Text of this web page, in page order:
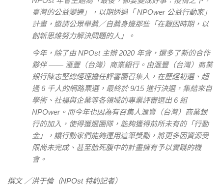
臺灣的公益變遷」，以期透過「 NPOwer 公益行動家」
計畫，邀請公眾舉薦／自薦身邊那些「在艱困時期，以
創新思維努力解決問題的人」。
今年，除了由 NPOst 主辦 2020 年會，還多了新的合作
夥伴 —— 滙豐（台灣）商業銀行。由滙豐（台灣）商業
銀行陳志堅總經理擔任評審團召集人，在歷經初選、超
過 6 千人的網路票選，最終於 9/15 進行決選，集結來自
學術、社福與企業等各領域的專業評審選出 6 組
NPOwer。而今年也因為有召集人滙豐（台灣）商業銀
行的加入，使得獲選團隊，能夠獲得前所未有的「行動
金」，讓行動家們能夠運用這筆獎勵，將更多因資源受
限尚未完成、甚至胎死腹中的計畫擁有予以實踐的機
會。
撰文 ／洪于倫（NPOst 特約記者）